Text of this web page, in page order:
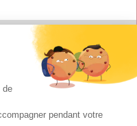
de
pendant votre